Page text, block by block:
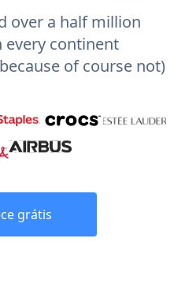
over a half million
every continent
of course not)
grátis